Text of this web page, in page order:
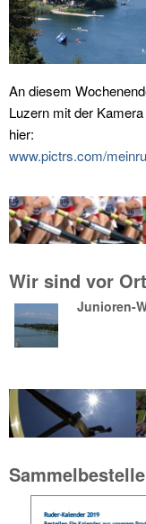
An diesem
Luzern mit der
hier:
www.pictrs.com/
Wir sind vor
Junioren-